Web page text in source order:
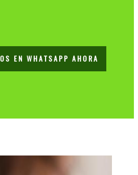
EN WHATSAPP AHORA